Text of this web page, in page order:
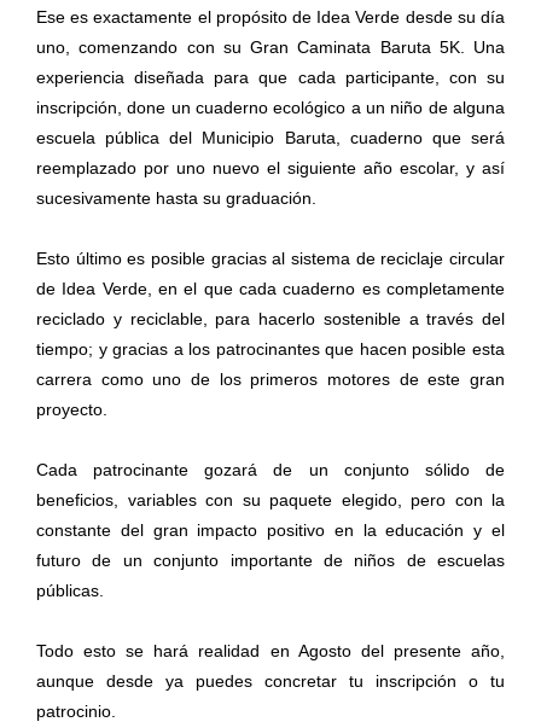
Ese es exactamente el propósito de Idea Verde desde su día
uno, comenzando con su Gran Caminata Baruta 5K. Una
experiencia diseñada para que cada participante, con su
inscripción, done un cuaderno ecológico a un niño de alguna
escuela pública del Municipio Baruta, cuaderno que será
reemplazado por uno nuevo el siguiente año escolar, y así
sucesivamente hasta su graduación.
Esto último es posible gracias al sistema de reciclaje circular
de Idea Verde, en el que cada cuaderno es completamente
reciclado y reciclable, para hacerlo sostenible a través del
tiempo; y gracias a los patrocinantes que hacen posible esta
carrera como uno de los primeros motores de este gran
proyecto.
Cada patrocinante gozará de un conjunto sólido de
beneficios, variables con su paquete elegido, pero con la
constante del gran impacto positivo en la educación y el
futuro de un conjunto importante de niños de escuelas
públicas.
Todo esto se hará realidad en Agosto del presente año,
aunque desde ya puedes concretar tu inscripción o tu
patrocinio.